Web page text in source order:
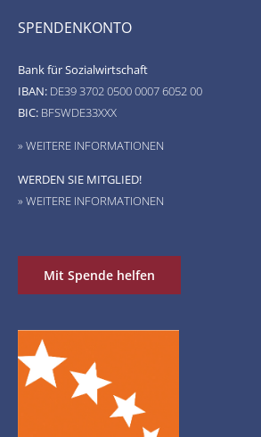
SPENDENKONTO
Bank für Sozialwirtschaft
IBAN:DE39 3702 0500 0007 6052 00
BIC: BFSWDE33XXX
» WEITERE INFORMATIONEN
WERDEN SIE MITGLIED!
» WEITERE INFORMATIONEN
Mit Spende helfen